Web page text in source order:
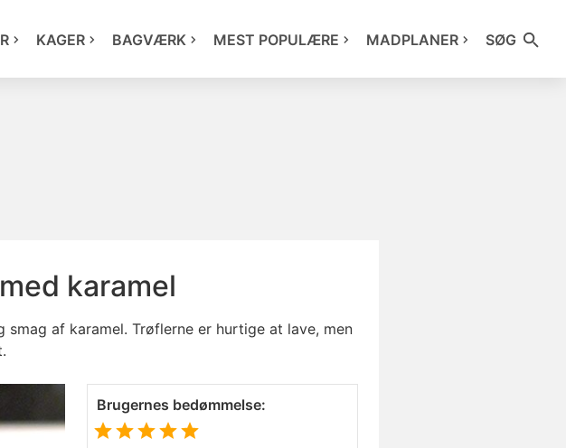
KAGER BAGVÆRK MEST POPULÆRE MADPLANER SØG
karamel
af karamel. Trøflerne er hurtige at lave, men
Brugernes bedømmelse: